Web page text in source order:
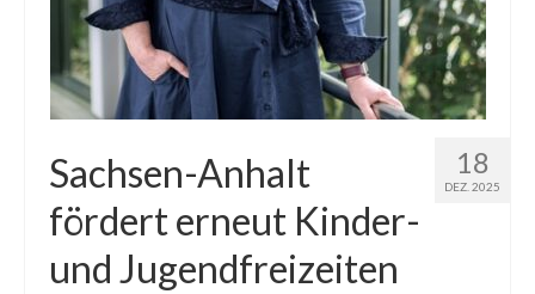
18
DEZ. 2025
Sachsen-Anhalt
fördert erneut Kinder-
und Jugendfreizeiten